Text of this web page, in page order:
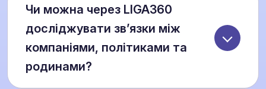
Чи можна через LIGA360
досліджувати зв’язки між
компаніями, політиками та
родинами?